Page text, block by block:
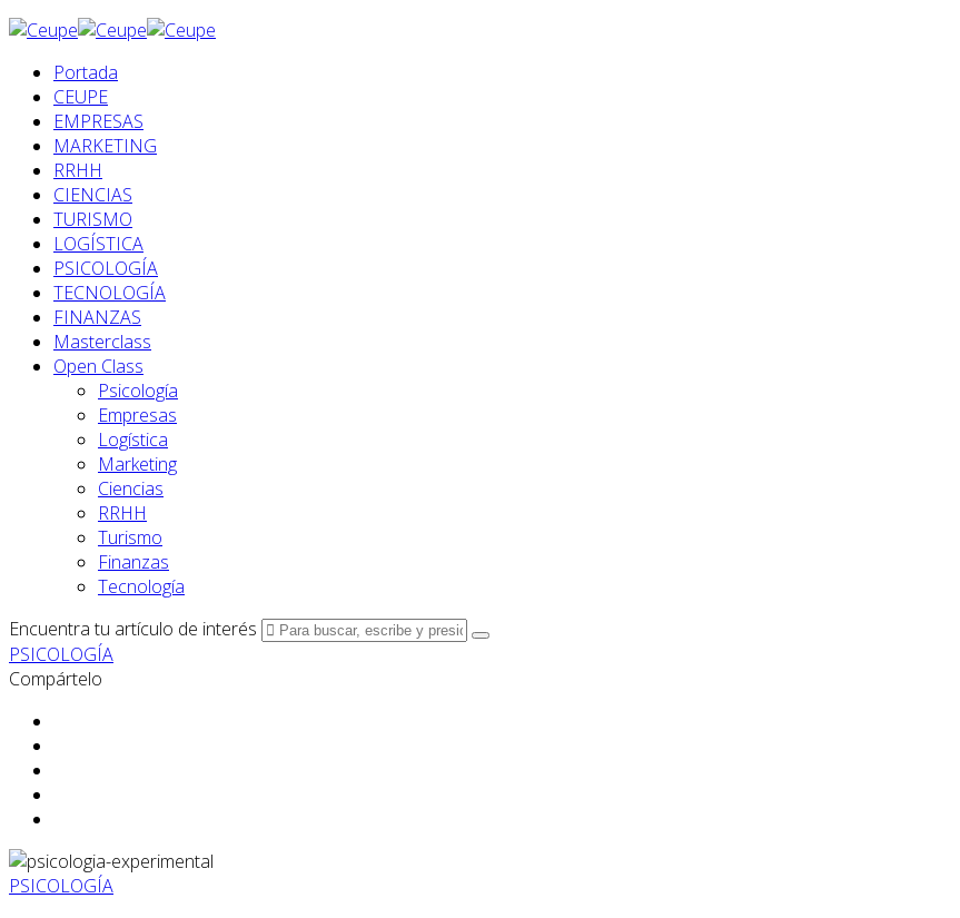
Portada
CEUPE
EMPRESAS
MARKETING
RRHH
CIENCIAS
TURISMO
LOGÍSTICA
PSICOLOGÍA
TECNOLOGÍA
FINANZAS
Masterclass
Open Class
Psicología
Empresas
Logística
Marketing
Ciencias
RRHH
Turismo
Finanzas
Tecnología
Encuentra tu artículo de interés
PSICOLOGÍA
Compártelo
PSICOLOGÍA